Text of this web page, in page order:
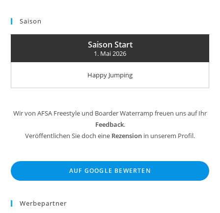
Saison
Saison Start
1. Mai 2026
Happy Jumping
Wir von AFSA Freestyle und Boarder Waterramp freuen uns auf Ihr
Feedback.
Veröffentlichen Sie doch eine Rezension in unserem Profil.
AUF GOOGLE BEWERTEN
Werbepartner